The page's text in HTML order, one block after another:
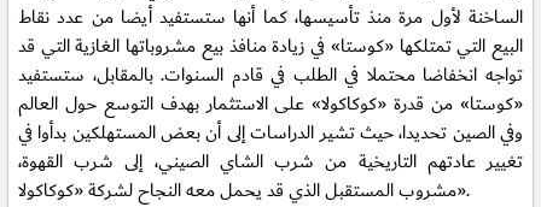
الساخنة لأول مرة منذ تأسيسها، كما أنها ستستفيد أيضا من عدد نقاط
البيع التي تمتلكها «كوستا» في زيادة منافذ بيع مشروباتها الغازية التي قد
تواجه انخفاضا محتملا في الطلب في قادم السنوات. بالمقابل، ستستفيد
«كوستا» من قدرة «كوكاكولا» على الاستثمار بهدف التوسع حول العالم
وفي الصين تحديدا، حيث تشير الدراسات إلى أن بعض المستهلكين بدأوا في
تغيير عادتهم التاريخية من شرب الشاي الصيني، إلى شرب القهوة،
مشروب المستقبل الذي قد يحمل معه النجاح لشركة «كوكاكولا».